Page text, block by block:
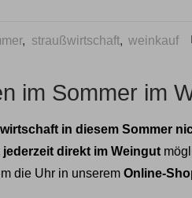
, straußwirtschaft, weinkauf
im Sommer im
in diesem Sommer
direkt im Weingut
die Uhr in unserem